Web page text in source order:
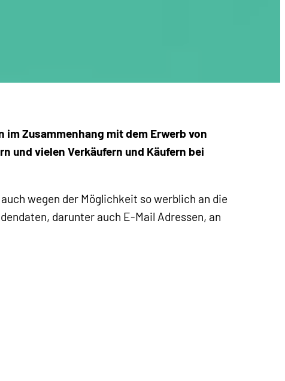
Zusammenhang mit dem Erwerb von
und vielen Verkäufern und Käufern bei
wegen der Möglichkeit so werblich an die
darunter auch E-Mail Adressen, an